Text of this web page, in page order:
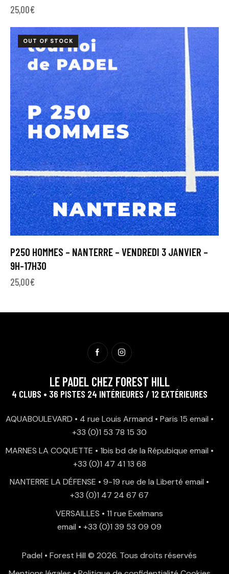
25,00€
OUT OF STOCK
P250 HOMMES – NANTERRE – VENDREDI 3 JANVIER –
9H-17H30
25,00€
LE PADEL CHEZ FOREST HILL
4 CLUBS • 36 PISTES 24 INTÉRIEURES / 12 EXTÉRIEURES
AQUABOULEVARD • 4 rue Louis Armand • Paris 15 email •
+33 (0)1 53 78 15 30
MARNES LA COQUETTE • 1bis bd de la Répubique email •
+33 (0)1 47 41 13 68
NANTERRE LA DÉFENSE • 9-19 rue de la Liberté email •
+33 (0)1 47 24 67 67
VERSAILLES • 11 rue Exelmans
email • +33 (0)1 39 53 09 09
Padel • Forest Hill © 2026. Tous droits réservés